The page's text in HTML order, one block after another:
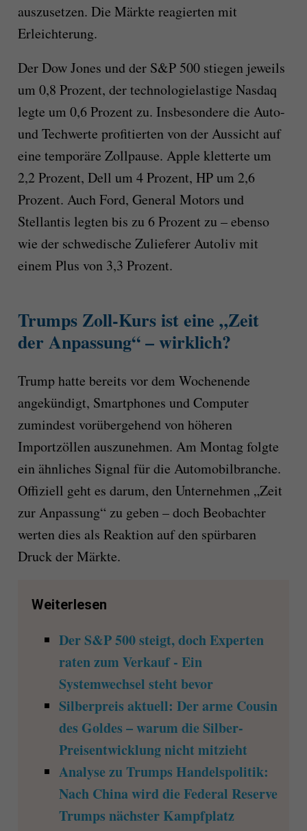
auszusetzen. Die Märkte reagierten mit
Erleichterung.
Der Dow Jones und der S&P 500 stiegen jeweils
um 0,8 Prozent, der technologielastige Nasdaq
legte um 0,6 Prozent zu. Insbesondere die Auto-
und Techwerte profitierten von der Aussicht auf
eine temporäre Zollpause. Apple kletterte um
2,2 Prozent, Dell um 4 Prozent, HP um 2,6
Prozent. Auch Ford, General Motors und
Stellantis legten bis zu 6 Prozent zu – ebenso
wie der schwedische Zulieferer Autoliv mit
einem Plus von 3,3 Prozent.
Trumps Zoll-Kurs ist eine „Zeit
der Anpassung“ – wirklich?
Trump hatte bereits vor dem Wochenende
angekündigt, Smartphones und Computer
zumindest vorübergehend von höheren
Importzöllen auszunehmen. Am Montag folgte
ein ähnliches Signal für die Automobilbranche.
Offiziell geht es darum, den Unternehmen „Zeit
zur Anpassung“ zu geben – doch Beobachter
werten dies als Reaktion auf den spürbaren
Druck der Märkte.
Weiterlesen
Der S&P 500 steigt, doch Experten
raten zum Verkauf - Ein
Systemwechsel steht bevor
Silberpreis aktuell: Der arme Cousin
des Goldes – warum die Silber-
Preisentwicklung nicht mitzieht
Analyse zu Trumps Handelspolitik:
Nach China wird die Federal Reserve
Trumps nächster Kampfplatz